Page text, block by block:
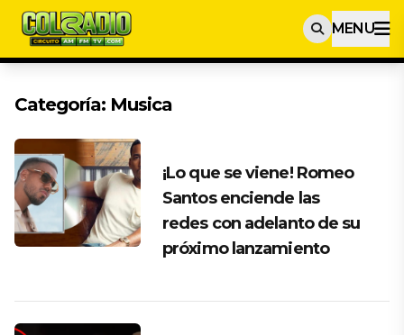
MENU
Categoría: Musica
¡Lo que se viene! Romeo
Santos enciende las
redes con adelanto de su
próximo lanzamiento